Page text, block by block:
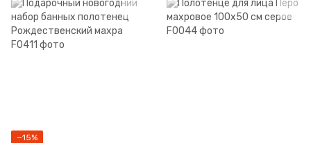
−15%